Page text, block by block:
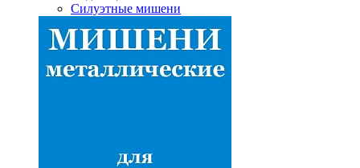
Силуэтные мишени